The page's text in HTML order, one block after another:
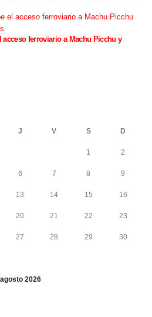
ferroviario a Machu Picchu y
agosto 2026
J V S D
1 2
6 7 8 9
13 14 15 16
20 21 22 23
27 28 29 30